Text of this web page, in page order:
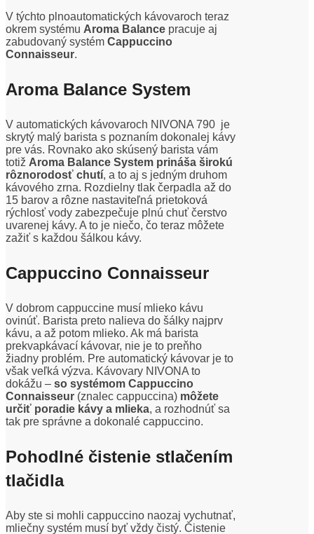
V týchto plnoautomatických kávovaroch teraz
okrem systému Aroma Balance pracuje aj
zabudovaný systém Cappuccino
Connaisseur.
Aroma Balance System
V automatických kávovaroch NIVONA 790 je
skrytý malý barista s poznaním dokonalej kávy
pre vás. Rovnako ako skúsený barista vám
totiž Aroma Balance System prináša širokú
rôznorodosť chutí, a to aj s jedným druhom
kávového zrna. Rozdielny tlak čerpadla až do
15 barov a rôzne nastaviteľná prietoková
rýchlosť vody zabezpečuje plnú chuť čerstvo
uvarenej kávy. A to je niečo, čo teraz môžete
zažiť s každou šálkou kávy.
Cappuccino Connaisseur
V dobrom cappuccine musí mlieko kávu
ovinúť. Barista preto nalieva do šálky najprv
kávu, a až potom mlieko. Ak má barista
prekvapkávací kávovar, nie je to preňho
žiadny problém. Pre automatický kávovar je to
však veľká výzva. Kávovary NIVONA to
dokážu – so systémom Cappuccino
Connaisseur (znalec cappuccina) môžete
určiť poradie kávy a mlieka, a rozhodnúť sa
tak pre správne a dokonalé cappuccino.
Pohodlné čistenie stlačením
tlačidla
Aby ste si mohli cappuccino naozaj vychutnať,
mliečny systém musí byť vždy čistý. Čistenie